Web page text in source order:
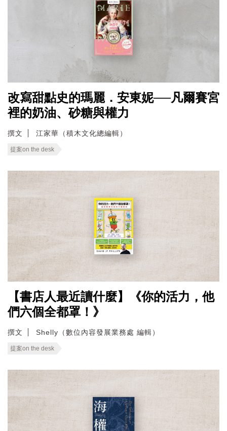
改寫甜點史的瑪麗．安東妮──凡爾賽宮
裡的奶油、砂糖與權力
撰文 江家華（積木文化總編輯）
提案on the desk
【書店人最近讀什麼】《你的活力，他
們六個全都罩！》
撰文 Shelly（數位內容發展業務處 編輯）
提案on the desk